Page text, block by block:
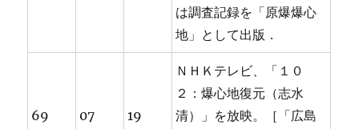
は調査記録を「原爆爆心
地」として出版．
69 07 19
ＮＨＫテレビ、「１０
２：爆心地復元（志水
清）」を放映。［「広島